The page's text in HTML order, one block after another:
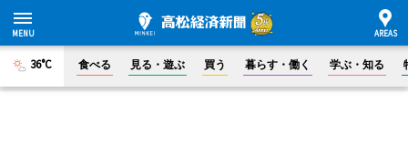
36°C 食べる 見る・遊ぶ 買う 暮らす・働く 学ぶ・知る